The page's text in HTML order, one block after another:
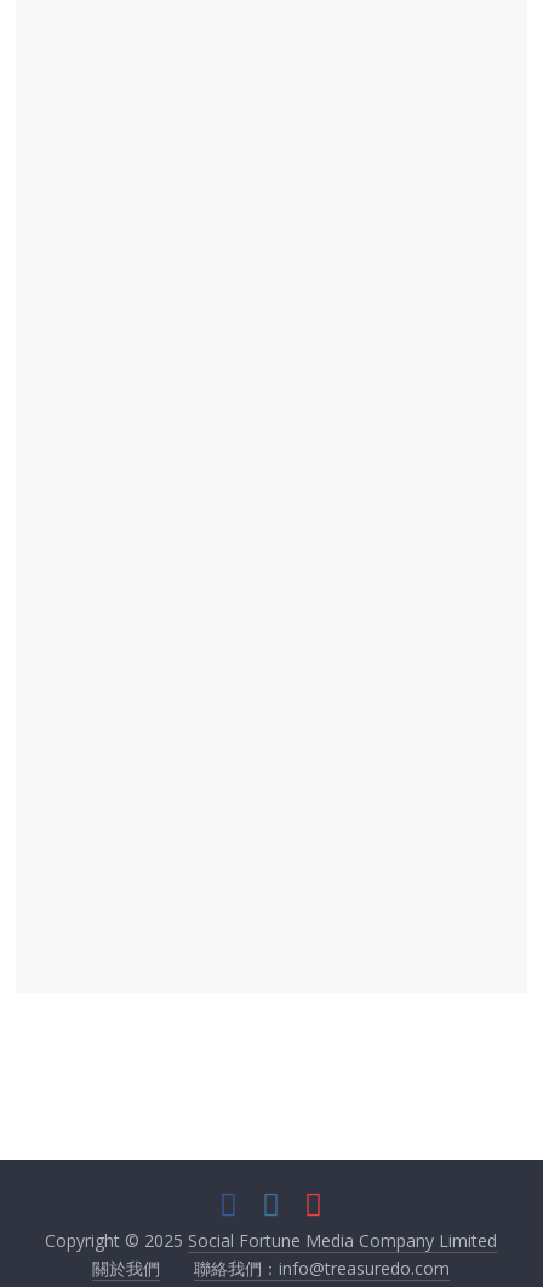
Copyright © 2025 Social Fortune Media Company Limited
關於我們
聯絡我們：info@treasuredo.com